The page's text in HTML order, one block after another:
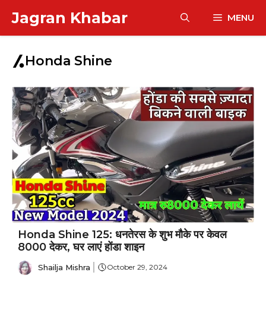
content
Jagran Khabar MENU
Honda Shine
Honda Shine 125: धनतेरस के शुभ मौके पर केवल
₹8000 देकर, घर लाएं होंडा शाइन
Shailja Mishra October 29, 2024